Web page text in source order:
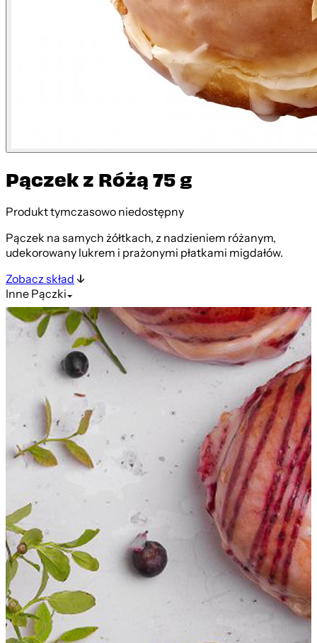
Pączek z Różą 75 g
Produkt tymczasowo niedostępny
Pączek na samych żółtkach, z nadzieniem różanym,
udekorowany lukrem i prażonymi płatkami migdałów.
Zobacz skład
InnePączki